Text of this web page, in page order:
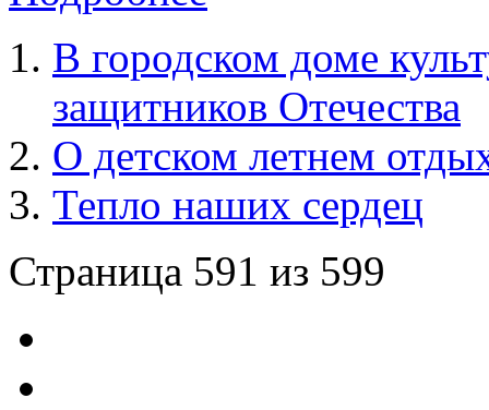
В городском доме
защитников Отечества
О детском летнем
Тепло наших сердец
Страница 591 из 599